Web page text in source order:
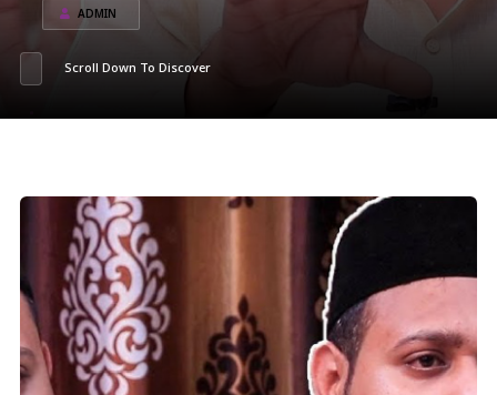
ADMIN
Scroll Down To Discover